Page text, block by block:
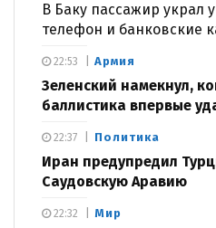
В Баку пассажир украл
телефон и банковские
Армия
Зеленский намекнул,
баллистика впервые
22:53
Политика
Иран предупредил
Саудовскую Аравию
22:37
Мир
22:32